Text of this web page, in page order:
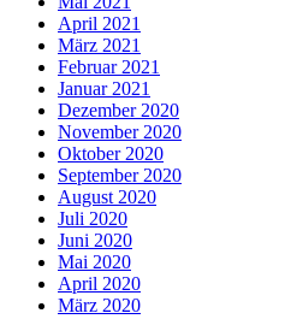
April 2021
März 2021
Februar 2021
Januar 2021
Dezember 2020
November 2020
Oktober 2020
September 2020
August 2020
Juli 2020
Juni 2020
Mai 2020
April 2020
März 2020